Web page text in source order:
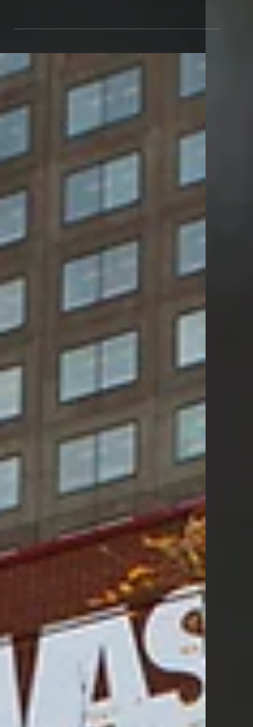
l’arrondissement a amorcé une
MU en produisant une première
murale...